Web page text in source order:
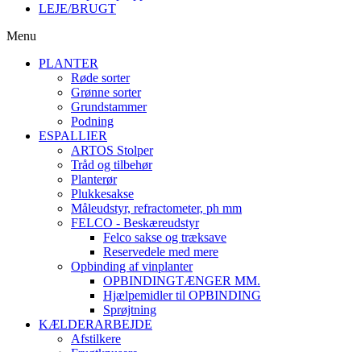
LEJE/BRUGT
Menu
PLANTER
Røde sorter
Grønne sorter
Grundstammer
Podning
ESPALLIER
ARTOS Stolper
Tråd og tilbehør
Planterør
Plukkesakse
Måleudstyr, refractometer, ph mm
FELCO - Beskæreudstyr
Felco sakse og træksave
Reservedele med mere
Opbinding af vinplanter
OPBINDINGTÆNGER MM.
Hjælpemidler til OPBINDING
Sprøjtning
KÆLDERARBEJDE
Afstilkere